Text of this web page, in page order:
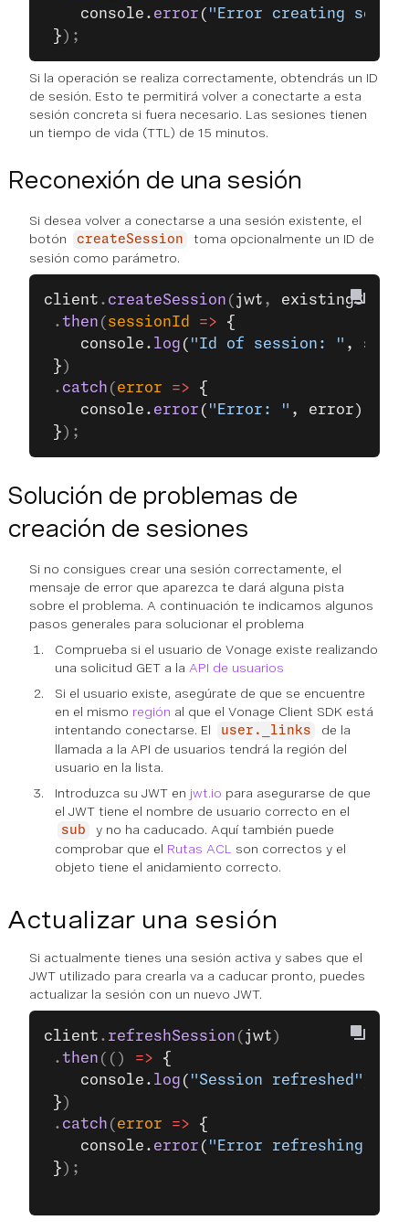
    console.
error ( "Error creating
} );
Si la operación se realiza correctamente, obtendrás un ID
de sesión. Esto te permitirá volver a conectarte a esta
sesión concreta si fuera necesario. Las sesiones tienen
un tiempo de vida (TTL) de 15 minutos.
Reconexión de una sesión
Si desea volver a conectarse a una sesión existente, el
botón
createSession
toma opcionalmente un ID de
sesión como parámetro.
client . createSession ( jwt ,
.then ( sessionId => {
    console.
log ( "Id of session: " ,
} )
. catch ( error => {
    console.
error ( "Error: " , error);
} );
Solución de problemas de
creación de sesiones
Si no consigues crear una sesión correctamente, el
mensaje de error que aparezca te dará alguna pista
sobre el problema. A continuación te indicamos algunos
pasos generales para solucionar el problema
Comprueba si el usuario de Vonage existe realizando
una solicitud GET a la API de usuarios
Si el usuario existe, asegúrate de que se encuentre
en el mismo región al que el Vonage Client SDK está
intentando conectarse. El
user._links
de la
llamada a la API de usuarios tendrá la región del
usuario en la lista.
Introduzca su JWT en jwt.io para asegurarse de que
el JWT tiene el nombre de usuario correcto en el
sub
y no ha caducado. Aquí también puede
comprobar que el Rutas ACL
son correctos y el
objeto tiene el anidamiento correcto.
Actualizar una sesión
Si actualmente tienes una sesión activa y sabes que el
JWT utilizado para crearla va a caducar pronto, puedes
actualizar la sesión con un nuevo JWT.
client . refreshSession ( jwt )
.then (() => {
    console.
log ( "Session refreshed"
} )
. catch ( error => {
    console.
error ( "Error refreshing
} );